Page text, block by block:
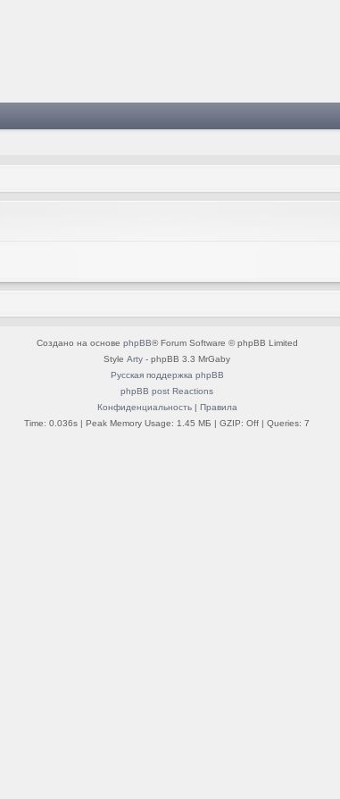
Создано на основе phpBB® Forum Software © phpBB Limited
Style Arty - phpBB 3.3 MrGaby
Русская поддержка phpBB
phpBB post Reactions
Конфиденциальность| Правила
Time: 0.036s | Peak Memory Usage: 1.45 МБ | GZIP: Off | Queries: 7